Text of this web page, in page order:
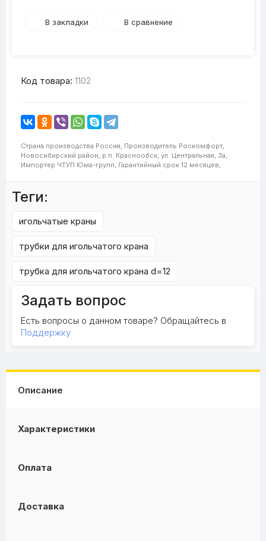
В закладки В сравнение
Код товара: 1102
Страна производства Россия, Производитель Роскомфорт,
Новосибирский район, р.п. Краснообск, ул. Центральная, 3а,
Импортер ЧТУП Юма-групп, Гарантийный срок 12 месяцев,
Теги:
игольчатые краны
трубки для игольчатого крана
трубка для игольчатого крана d=12
Задать вопрос
Есть вопросы о данном товаре? Обращайтесь в
Поддержку
Описание
Характеристики
Оплата
Доставка